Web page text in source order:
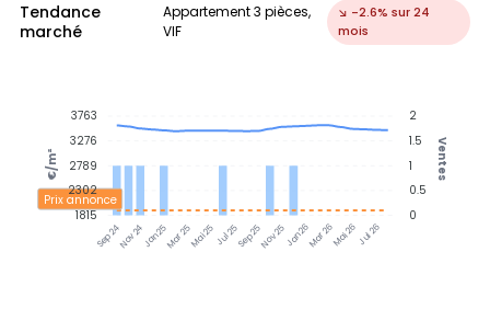
Tendance
marché
Appartement 3 pièces,
VIF
↘ -2.6% sur 24
mois
Sep 24Nov 24Jan 25Mar 25Mai 25Jul 25Sep 25Nov 25Jan 26Mar 26Mai 26Jul 26
Prix annonce
2
1.5
1
0.5
0
Ventes
3763
3276
2789
2302
1815
€/m²